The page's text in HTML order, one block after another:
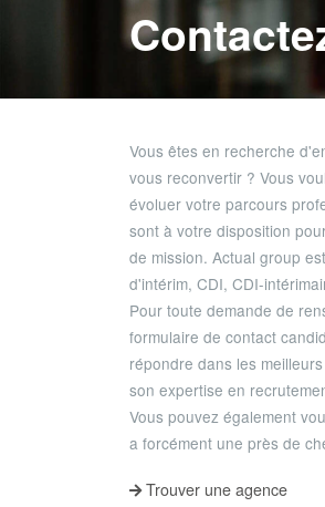
Vous êtes en recherche
vous reconvertir ? Vous
évoluer votre parcours
sont à votre disposition
de mission. Actual group
d'intérim, CDI, CDI-
Pour toute demande de
formulaire de contact
répondre dans les
son expertise en
Vous pouvez également
a forcément une près de
Trouver une agence